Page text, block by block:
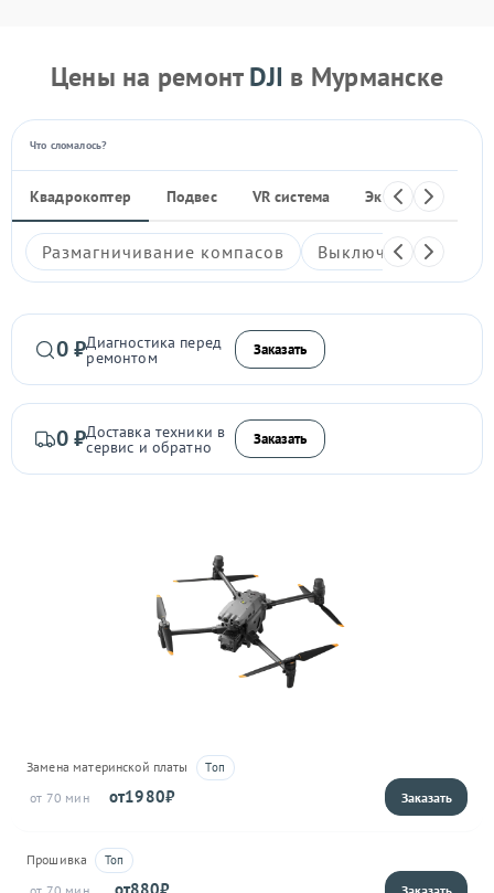
Цены на ремонтDJI в Мурманске
Что сломалось?
Квадрокоптер Подвес VR система Экшен-камера
Размагничивание компасов Выключается
0 ₽Диагностика перед
ремонтом Заказать
0 ₽Доставка техники в
сервис и обратно Заказать
Замена материнской платы
70
1980
Прошивка